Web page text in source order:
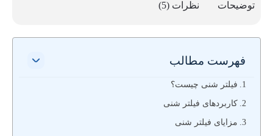
توضیحات نظرات (5)
فهرست مطالب
فیلتر شنی چیست؟
کاربردهای فیلتر شنی
مزایای فیلتر شنی